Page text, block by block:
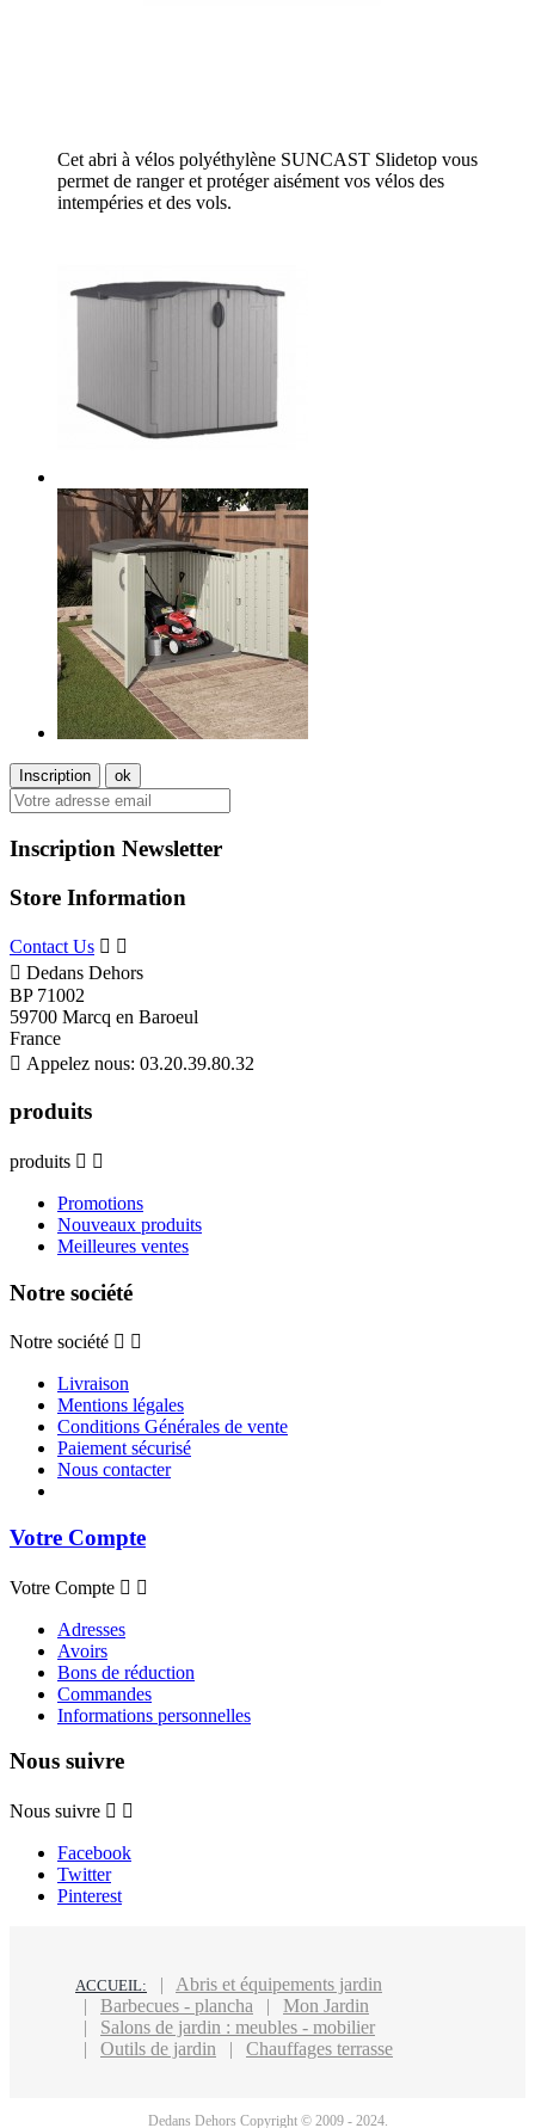
Cet abri à vélos polyéthylène SUNCAST Slidetop vous
permet de ranger et protéger aisément vos vélos des
intempéries et des vols.
Inscription Newsletter
Store Information
Contact Us  
 Dedans Dehors
BP 71002
59700 Marcq en Baroeul
France
 Appelez nous: 03.20.39.80.32
produits
produits  
Promotions
Nouveaux produits
Meilleures ventes
Notre société
Notre société  
Livraison
Mentions légales
Conditions Générales de vente
Paiement sécurisé
Nous contacter
Votre Compte
Votre Compte  
Adresses
Avoirs
Bons de réduction
Commandes
Informations personnelles
Nous suivre
Nous suivre  
Facebook
Twitter
Pinterest
ACCUEIL:
Abris et équipements jardin
Barbecues - plancha
Mon Jardin
Salons de jardin : meubles - mobilier
Outils de jardin
Chauffages terrasse
Dedans Dehors Copyright © 2009 - 2024.